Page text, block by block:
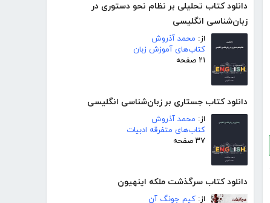
دانلود کتاب تحلیلی بر نظام نحو دستوری در
زبان‌شناسی انگلیسی
از: محمد آذروش
کتاب‌های آموزش زبان
۲۱ صفحه
دانلود کتاب جستاری بر زبان‌شناسی انگلیسی
از: محمد آذروش
کتاب‌های متفرقه ادبیات
۳۷ صفحه
دانلود کتاب سرگذشت ملکه اینهیون
از: کیم جونگ آن